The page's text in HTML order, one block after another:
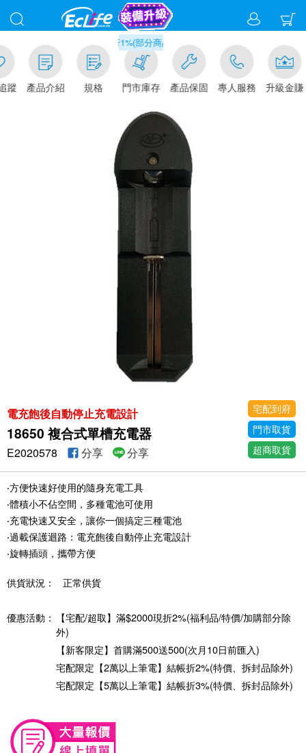
蹤 產品介紹 規格
滿千元門市取貨現折1%(部分商品不適用)-請點我看
門市庫存 產品保固 專人服務 升級金賺
電充飽後自動停止充電設計
18650 複合式單槽充電器
宅配到府
門市取貨
超商取貨
E2020578 分享 分享
‧方便快速好使用的隨身充電工具
‧體積小不佔空間，多種電池可使用
‧充電快速又安全，讓你一個搞定三種電池
‧過載保護迴路：電充飽後自動停止充電設計
‧旋轉插頭，攜帶方便
供貨狀況： 正常供貨
優惠活動：
【宅配/超取】滿$2000現折2%(福利品/特價/加購部分除
外)
【新客限定】首購滿500送500(次月10日前匯入)
宅配限定【2萬以上筆電】結帳折2%(特價、拆封品除外)
宅配限定【5萬以上筆電】結帳折3%(特價、拆封品除外)